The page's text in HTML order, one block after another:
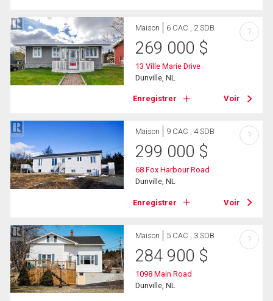
Maison 6 CAC , 2 SDB
269 000 $
13 Ville Marie Drive
Dunville, NL
Enregistrer Voir
?
Maison 9 CAC , 4 SDB
299 000 $
68 Fox Harbour Road
Dunville, NL
Enregistrer Voir
?
Maison 5 CAC , 3 SDB
284 900 $
1098 Main Road
Dunville, NL
?